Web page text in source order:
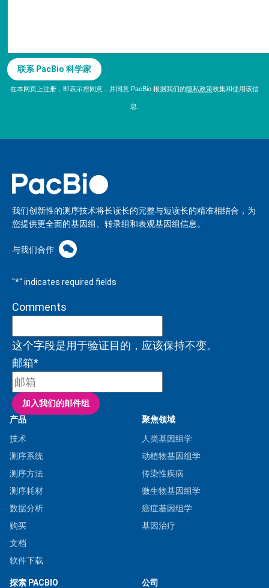
联系 PacBio 科学家
在本网页上注册，即表示您同意，并同意 PacBio 根据我们的隐私政策收集和使用该信
息.
我们创新性的测序技术将长读长的完整与短读长的精准相结合，为
您提供更全面的基因组、转录组和表观基因组信息。
与我们合作
"*" indicates required fields
Comments
这个字段是用于验证目的，应该保持不变。
邮箱*
加入我们的邮件组
产品
技术
测序系统
测序方法
测序耗材
数据分析
购买
文档
软件下载
聚焦领域
人类基因组学
动植物基因组学
传染性疾病
微生物基因组学
癌症基因组学
基因治疗
探索 PACBIO
公司